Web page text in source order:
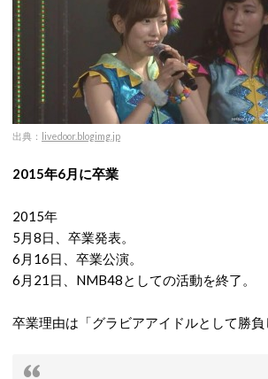
出典： livedoor.blogimg.jp
2015年6月に卒業
2015年
5月8日、卒業発表。
6月16日、卒業公演。
6月21日、NMB48としての活動を終了。
卒業理由は「グラビアアイドルとして勝負